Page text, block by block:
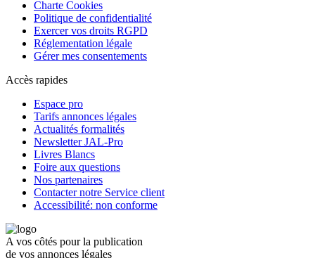
Charte Cookies
Politique de confidentialité
Exercer vos droits RGPD
Réglementation légale
Gérer mes consentements
Accès rapides
Espace pro
Tarifs annonces légales
Actualités formalités
Newsletter JAL-Pro
Livres Blancs
Foire aux questions
Nos partenaires
Contacter notre Service client
Accessibilité: non conforme
A vos côtés pour la publication
de vos annonces légales